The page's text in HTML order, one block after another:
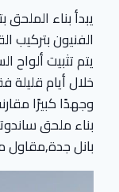
يبدأ بناء
الفنيون بتركيب
يتم تثبيت
خلال أيام قليلة
وجهدًا كبيرًا
بناء ملحق
بانل